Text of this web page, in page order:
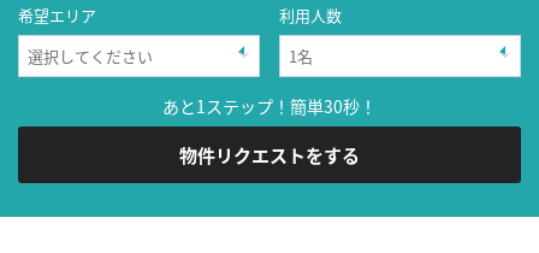
希望エリア
利用人数
あと1ステップ！簡単30秒！
物件リクエストをする